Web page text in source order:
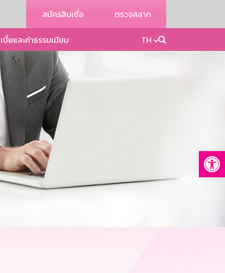
สมัครสินเชื่อ ตรวจสลาก
บี้ยและค่าธรรมเนียม TH